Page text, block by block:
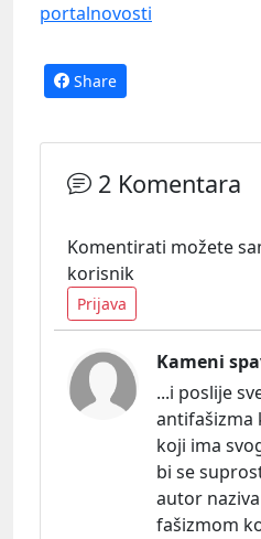
portalnovosti
Share
2 Komentara
Komentirati možete
korisnik
Prijava
Kameni
...i poslije
antifašizma
koji ima
bi se
autor
fašizmom